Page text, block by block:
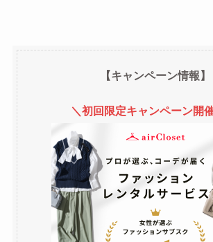
【キャンペーン情報】
＼初回限定キャンペーン開